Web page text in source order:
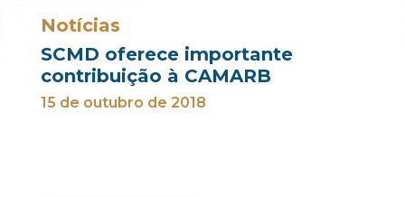
Notícias
SCMD oferece importante
contribuição à CAMARB
15 de outubro de 2018